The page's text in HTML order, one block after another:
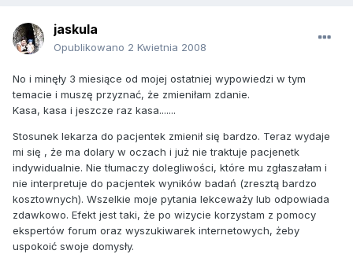
jaskula
Opublikowano 2 Kwietnia 2008
No i minęły 3 miesiące od mojej ostatniej wypowiedzi w tym
temacie i muszę przyznać, że zmieniłam zdanie.
Kasa, kasa i jeszcze raz kasa.......
Stosunek lekarza do pacjentek zmienił się bardzo. Teraz wydaje
mi się , że ma dolary w oczach i już nie traktuje pacjenetk
indywidualnie. Nie tłumaczy dolegliwości, które mu zgłaszałam i
nie interpretuje do pacjentek wyników badań (zresztą bardzo
kosztownych). Wszelkie moje pytania lekceważy lub odpowiada
zdawkowo. Efekt jest taki, że po wizycie korzystam z pomocy
ekspertów forum oraz wyszukiwarek internetowych, żeby
uspokoić swoje domysły.